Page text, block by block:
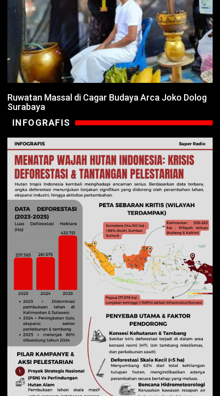
Ruwatan Massal di Cagar Budaya Arca Joko Dolog
Surabaya
INFOGRAFIS